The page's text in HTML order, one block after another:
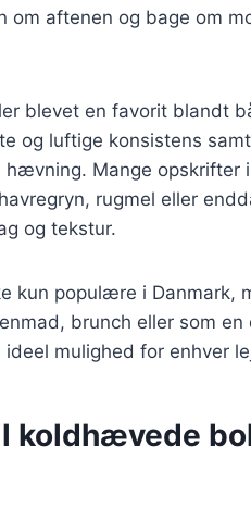
om aftenen og bage om
blevet en favorit blandt
og luftige konsistens
hævning. Mange opskrifter
rugmel eller
og tekstur.
kun populære i Danmark,
brunch eller som
mulighed for enhver
koldhævede